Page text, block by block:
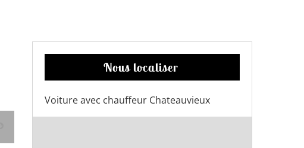
Nous localiser
Voiture avec chauffeur Chateauvieux